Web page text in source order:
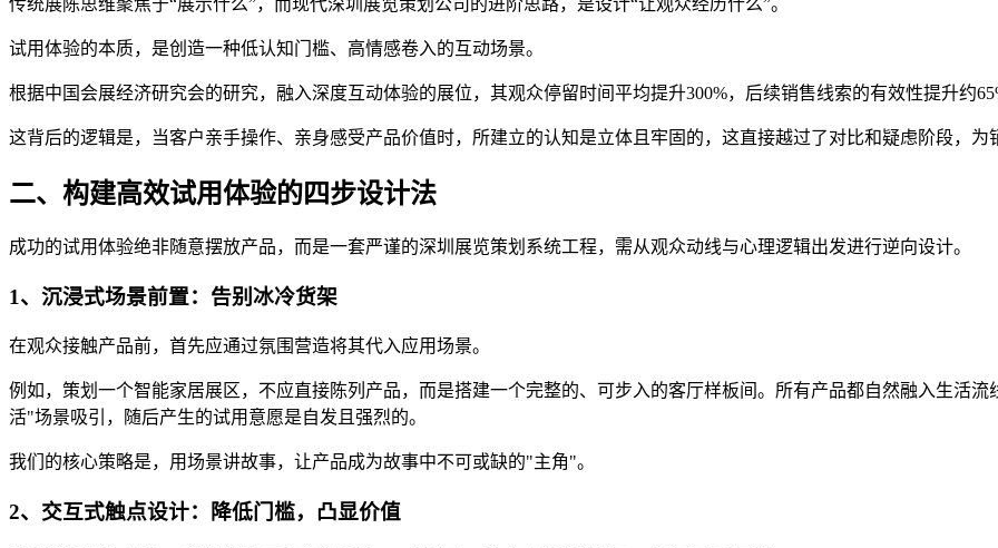
试用体验的本质，是创造一种低认知门槛、高情感卷入的互动场景。
根据中国会展经济研究会的研究，融入深度互动体验的展位，其观众停留时间平均提升300%，后续销售线索的有效性提升约
这背后的逻辑是，当客户亲手操作、亲身感受产品价值时，所建立的认知是立体且牢固的，这直接越过了对比和疑虑阶段，为
二、构建高效试用体验的四步设计法
成功的试用体验绝非随意摆放产品，而是一套严谨的深圳展览策划系统工程，需从观众动线与心理逻辑出发进行逆向设计。
1、沉浸式场景前置：告别冰冷货架
在观众接触产品前，首先应通过氛围营造将其代入应用场景。
例如，策划一个智能家居展区，不应直接陈列产品，而是搭建一个完整的、可步入的客厅样板间。所有产品都自然融入生活
活"场景吸引，随后产生的试用意愿是自发且强烈的。
我们的核心策略是，用场景讲故事，让产品成为故事中不可或缺的"主角"。
2、交互式触点设计：降低门槛，凸显价值